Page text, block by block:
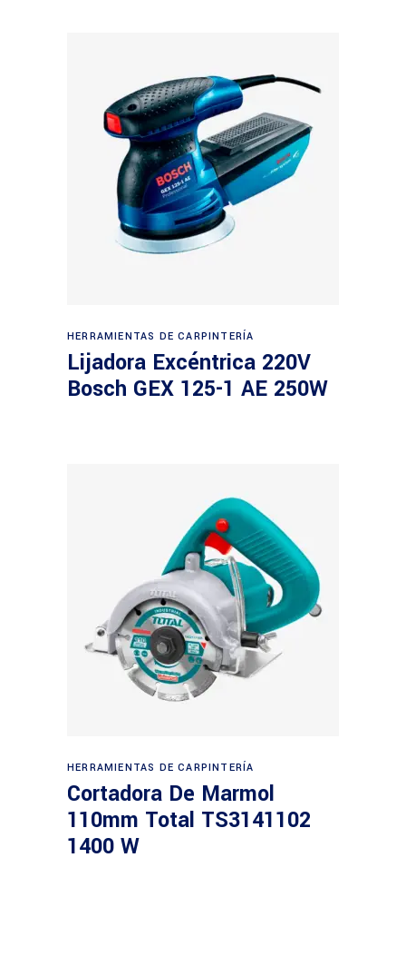
Leer más
HERRAMIENTAS DE CARPINTERÍA
Lijadora Excéntrica 220V
Bosch GEX 125-1 AE 250W
Leer más
HERRAMIENTAS DE CARPINTERÍA
Cortadora De Marmol
110mm Total TS3141102
1400 W